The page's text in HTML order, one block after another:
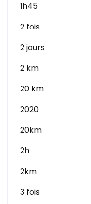
1h45
2 fois
2 jours
2 km
20 km
2020
20km
2h
2km
3 fois